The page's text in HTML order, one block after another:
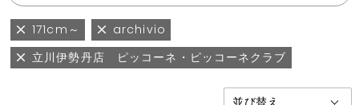
171cm～
archivio
立川伊勢丹店 ピッコーネ・ピッコーネクラブ